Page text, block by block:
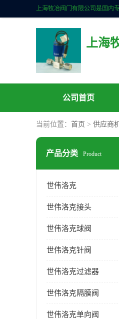
上海
公司首页
当前位置： 首页 > 供应商
产品分类 Product
世伟洛克
世伟洛克接头
世伟洛克球阀
世伟洛克针阀
世伟洛克过滤器
世伟洛克隔膜阀
世伟洛克单向阀